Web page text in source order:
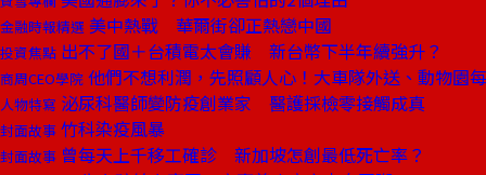
金融時報精選 美中熱戰 華爾街卻正熱戀中國
投資焦點 出不了國＋台積電太會賺 新台幣下半年續強升？
商周CEO學院 他們不想利潤，先照顧人心！大車隊外送、動物園
人物特寫 泌尿科醫師變防疫創業家 醫護採檢零接觸成真
封面故事 竹科染疫風暴
封面故事 曾每天上千移工確診 新加坡怎創最低死亡率？